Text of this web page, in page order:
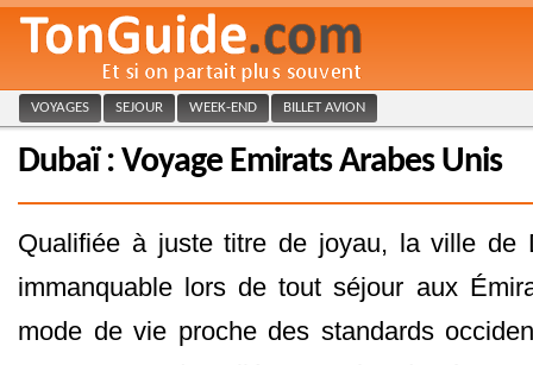
VOYAGES SEJOUR WEEK-END BILLET AVION
Dubaï : Voyage Emirats Arabes Unis
Qualifiée à juste titre de joyau, la ville de
immanquable lors de tout séjour aux
mode de vie proche des standards